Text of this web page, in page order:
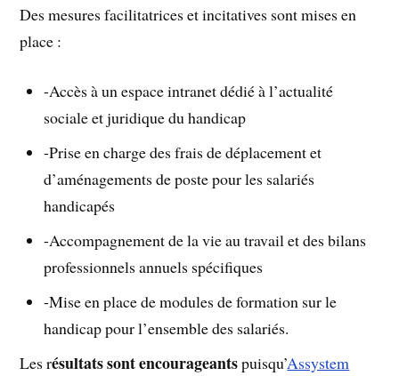
Des mesures facilitatrices et incitatives sont mises en
place :
-Accès à un espace intranet dédié à l’actualité
sociale et juridique du handicap
-Prise en charge des frais de déplacement et
d’aménagements de poste pour les salariés
handicapés
-Accompagnement de la vie au travail et des bilans
professionnels annuels spécifiques
-Mise en place de modules de formation sur le
handicap pour l’ensemble des salariés.
Les résultats sont encourageantspuisqu’Assystem